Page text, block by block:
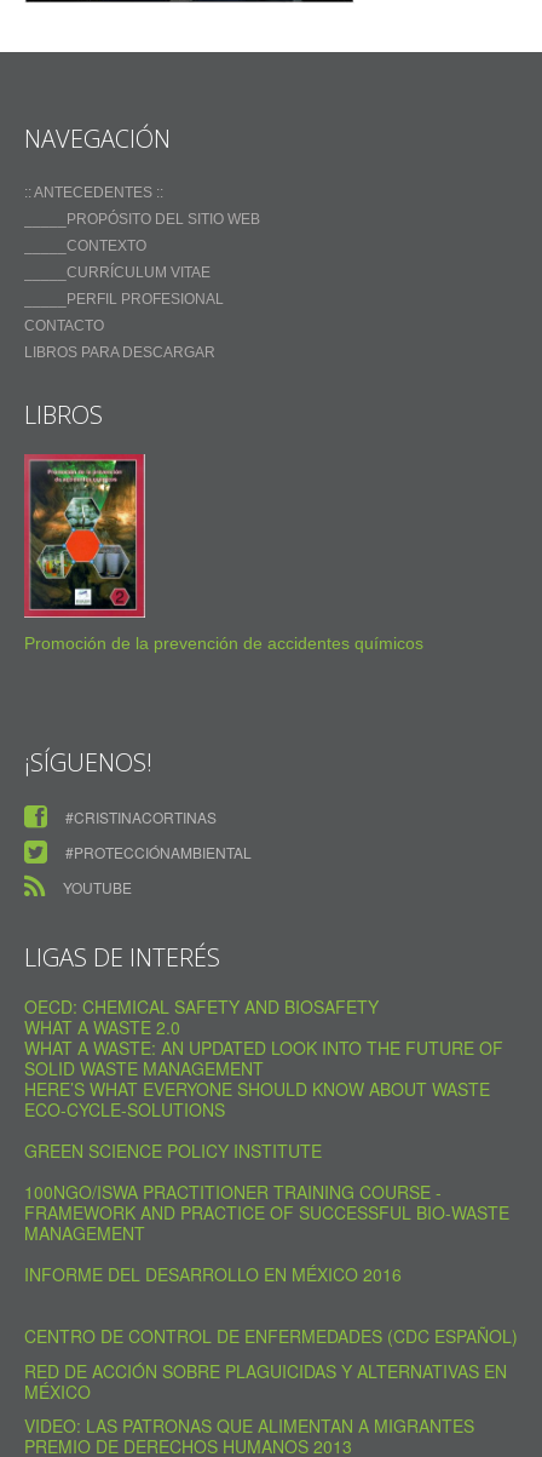
NAVEGACIÓN
:: ANTECEDENTES ::
_____PROPÓSITO DEL SITIO WEB
_____CONTEXTO
_____CURRÍCULUM VITAE
_____PERFIL PROFESIONAL
CONTACTO
LIBROS PARA DESCARGAR
LIBROS
Promoción de la prevención de accidentes químicos
¡SÍGUENOS!
#CRISTINACORTINAS
#PROTECCIÓNAMBIENTAL
YOUTUBE
LIGAS DE INTERÉS
OECD: CHEMICAL SAFETY AND BIOSAFETY
WHAT A WASTE 2.0
WHAT A WASTE: AN UPDATED LOOK INTO THE FUTURE OF
SOLID WASTE MANAGEMENT
HERE’S WHAT EVERYONE SHOULD KNOW ABOUT WASTE
ECO-CYCLE-SOLUTIONS
GREEN SCIENCE POLICY INSTITUTE
100NGO/ISWA PRACTITIONER TRAINING COURSE -
FRAMEWORK AND PRACTICE OF SUCCESSFUL BIO-WASTE
MANAGEMENT
INFORME DEL DESARROLLO EN MÉXICO 2016
CENTRO DE CONTROL DE ENFERMEDADES (CDC ESPAÑOL)
RED DE ACCIÓN SOBRE PLAGUICIDAS Y ALTERNATIVAS EN
MÉXICO
VIDEO: LAS PATRONAS QUE ALIMENTAN A MIGRANTES
PREMIO DE DERECHOS HUMANOS 2013